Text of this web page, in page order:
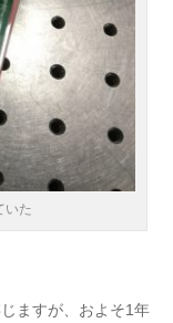
いた
ますが、およそ1年